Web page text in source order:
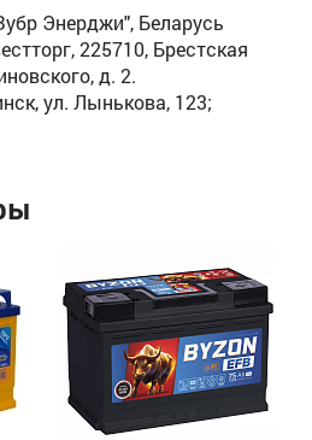
Энерджи", Беларусь
225710, Брестская
д. 2.
ул. Лынькова, 123;